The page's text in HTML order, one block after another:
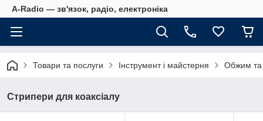
A-Radio — зв'язок, радіо, електроніка
Товари та послуги Інструмент і майстерня Обжим та
Стрипери для коаксіалу